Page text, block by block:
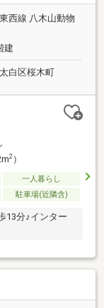
西線 八木山動物
建
白区桜木町
2）
一人暮らし
駐車場(近隣含)
13分♪インター